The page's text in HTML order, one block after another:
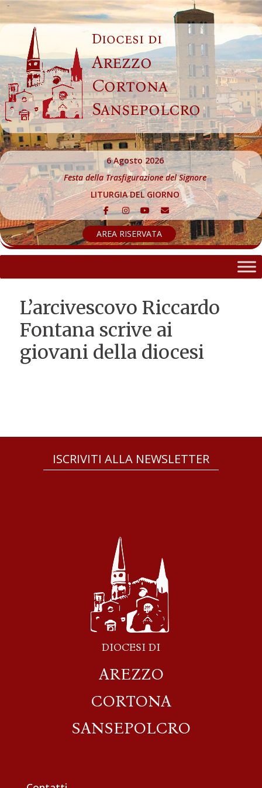
Skip
to
content
Diocesi di
Arezzo
Cortona
Sansepolcro
6 Agosto 2026
Festa della Trasfigurazione del Signore
LITURGIA DEL GIORNO
AREA RISERVATA
L’arcivescovo Riccardo
Fontana scrive ai
giovani della diocesi
ISCRIVITI ALLA NEWSLETTER
DIOCESI DI
AREZZO
CORTONA
SANSEPOLCRO